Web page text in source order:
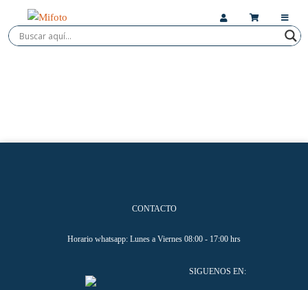
CONTACTO
Horario whatsapp: Lunes a Viernes 08:00 - 17:00 hrs
SIGUENOS EN: